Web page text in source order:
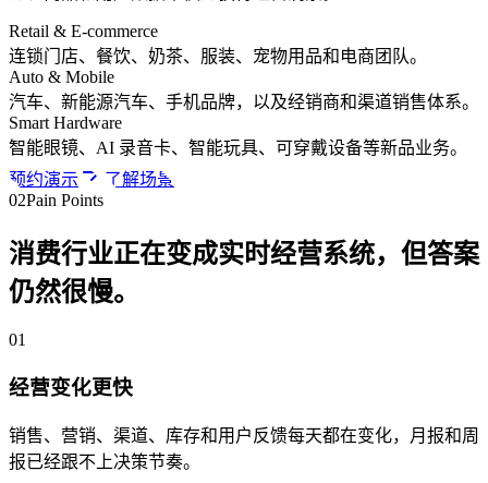
Retail & E-commerce
连锁门店、餐饮、奶茶、服装、宠物用品和电商团队。
Auto & Mobile
汽车、新能源汽车、手机品牌，以及经销商和渠道销售体系。
Smart Hardware
智能眼镜、AI 录音卡、智能玩具、可穿戴设备等新品业务。
预约演示
了解场景
02Pain Points
消费行业正在变成实时经营系统，但答案
仍然很慢。
01
经营变化更快
销售、营销、渠道、库存和用户反馈每天都在变化，月报和周
报已经跟不上决策节奏。